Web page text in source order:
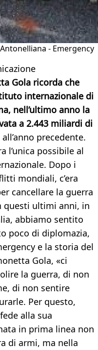
- Emergency
Gola ricorda che
internazionale di
nell’ultimo anno la
a 2.443 miliardi di
precedente.
l’unica possibile al
Dopo i
mondiali, c’era
cancellare la guerra
questi ultimi anni, in
abbiamo sentito
poco di diplomazia,
e la storia del
Gola, «ci
la guerra, di non
di non sentire
Per questo,
alla sua
in prima linea non
di armi, ma nella